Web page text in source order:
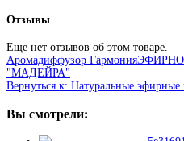
Отзывы
Еще нет отзывов об этом товаре.
Аромадиффузор Гармония
"МАДЕЙРА"
Вернуться к: Натуральные эфирные
Вы смотрели: